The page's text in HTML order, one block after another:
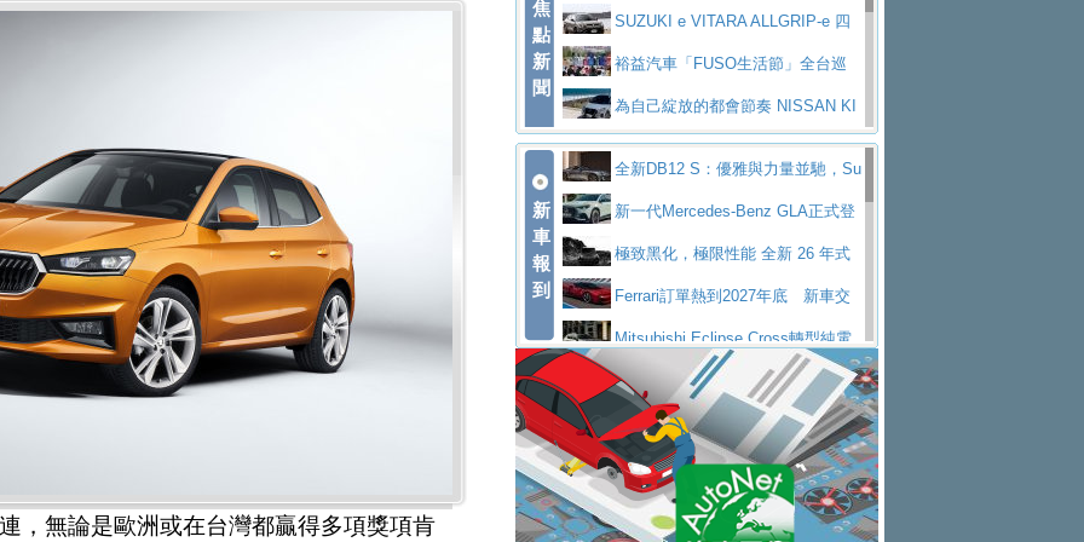
，無論是歐洲或在台灣都贏得多項獎項肯
焦
點
新
聞
V PrestigeSUZUKI e VITARA ALLGRIP-e 四
驅精神的純電新詮釋
裕益汽車「FUSO生活節」全台巡
迴 結合生活體驗、交通安全與購車優惠
為自己綻放的都會節奏 NISSAN KI
CKS SAKURA為品味獨具層峰買家打造的頂級座
駕，MAZDA CX-90 33T AWD Premium Ca
ptain Seat
EV
技的座駕! Ford Territory中型油電休旅
SO Super Great今日在台登場，結合先進安
全輔助科技
ntis四品牌經銷權，全新多品牌旗艦展示中
心開幕啟用
屏東特搜大隊再添新利器 SITRAK
救助器材車買氣不衰、SUZUKI經銷商勇於開啟
全新大店，新北都鈴木占地500坪土城旗艦
展示中心開幕
2025第七屆ISUZU運轉職人挑戰賽
熱血登場 展現極致車技與專業職人精神
H2GP世界總決賽圓滿落幕 台灣團
隊表現精彩淨零減碳指標性應用 純電動水泥預
新
車
報
到
全新DB12 S：優雅與力量並馳，Su
per Tourer的顛峰之作
新一代Mercedes-Benz GLA正式登
場 續航最高657公里、支援320kW快充
極致黑化，極限性能 全新 26 年式
DEFENDER OCTA BLACK 限量登台
Ferrari訂單熱到2027年底 新車交
付至少得等一年以上
Mitsubishi Eclipse Cross轉型純電
休旅 87kWh電池續航超過600公里
全新BMW 318i Touring豪華旅行車
全台限量200台 進化現型
不等零關稅的紅利，Jeep品牌今日
起展開首批車交車
Volvo EX60 即將叩關，靜肅性、底
盤與數位介面搶先揭露
Audi Q9 將於 2026 年底上市 旗艦